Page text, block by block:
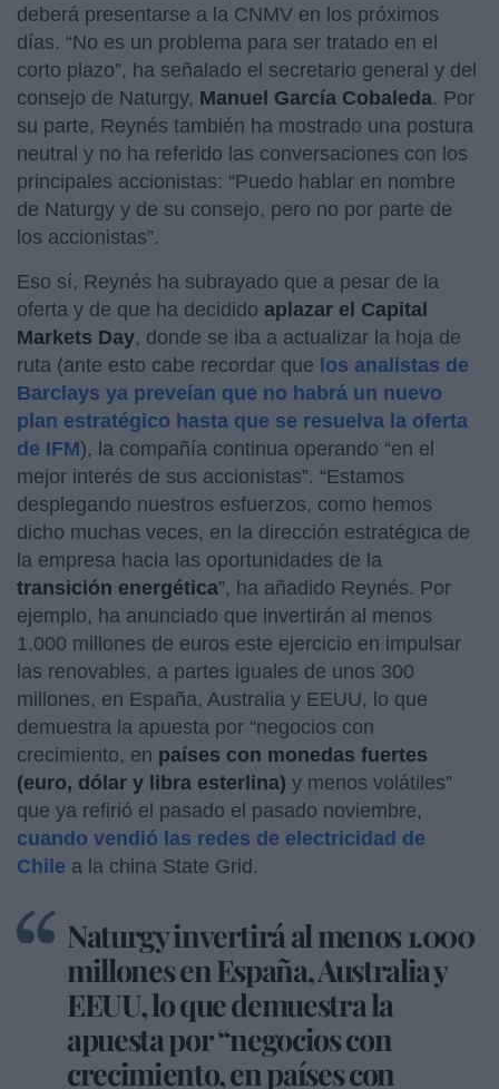
deberá presentarse a la CNMV en los próximos
días. “No es un problema para ser tratado en el
corto plazo”, ha señalado el secretario general y del
consejo de Naturgy, Manuel García Cobaleda. Por
su parte, Reynés también ha mostrado una postura
neutral y no ha referido las conversaciones con los
principales accionistas: “Puedo hablar en nombre
de Naturgy y de su consejo, pero no por parte de
los accionistas”.
Eso sí, Reynés ha subrayado que a pesar de la
oferta y de que ha decidido aplazar el Capital
Markets Day, donde se iba a actualizar la hoja de
ruta (ante esto cabe recordar que los analistas de
Barclays ya preveían que no habrá un nuevo
plan estratégico hasta que se resuelva la oferta
de IFM), la compañía continua operando “en el
mejor interés de sus accionistas”. “Estamos
desplegando nuestros esfuerzos, como hemos
dicho muchas veces, en la dirección estratégica de
la empresa hacia las oportunidades de la
transición energética”, ha añadido Reynés. Por
ejemplo, ha anunciado que invertirán al menos
1.000 millones de euros este ejercicio en impulsar
las renovables, a partes iguales de unos 300
millones, en España, Australia y EEUU, lo que
demuestra la apuesta por “negocios con
crecimiento, en países con monedas fuertes
(euro, dólar y libra esterlina) y menos volátiles”
que ya refirió el pasado el pasado noviembre,
cuando vendió las redes de electricidad de
Chile a la china State Grid.
Naturgy invertirá al menos 1.000
millones en España, Australia y
EEUU, lo que demuestra la
apuesta por “negocios con
crecimiento, en países con